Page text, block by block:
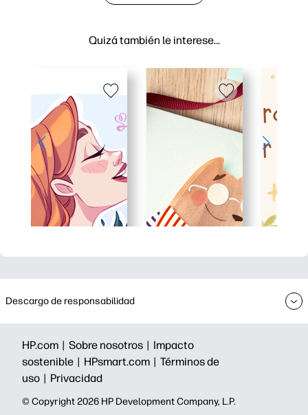
Quizá también le interese…
Descargo de responsabilidad
HP.com | Sobre nosotros | Impacto
sostenible | HPsmart.com | Términos de
uso | Privacidad
©️ Copyright 2026 HP Development Company, L.P.